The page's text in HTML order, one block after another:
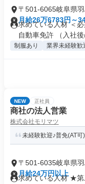
〒501-6065岐阜県
月給26万6783円～
求めている人材 ＜
自動車免許 （入社後
制服あり 業界未経験歓
NEW 正社員
商社の法人営業
株式会社モリマツ
未経験歓迎♪普免(AT
〒501-6035岐阜県
月給24万円以上
求めている人材 ★